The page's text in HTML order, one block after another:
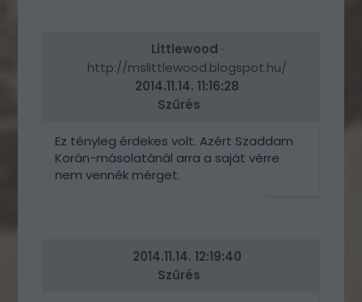
Littlewood ·
http://mslittlewood.blogspot.hu/
2014.11.14. 11:16:28
Szűrés
Ez tényleg érdekes volt. Azért Szaddam
Korán-másolatánál arra a saját vérre
nem vennék mérget.
2014.11.14. 12:19:40
Szűrés